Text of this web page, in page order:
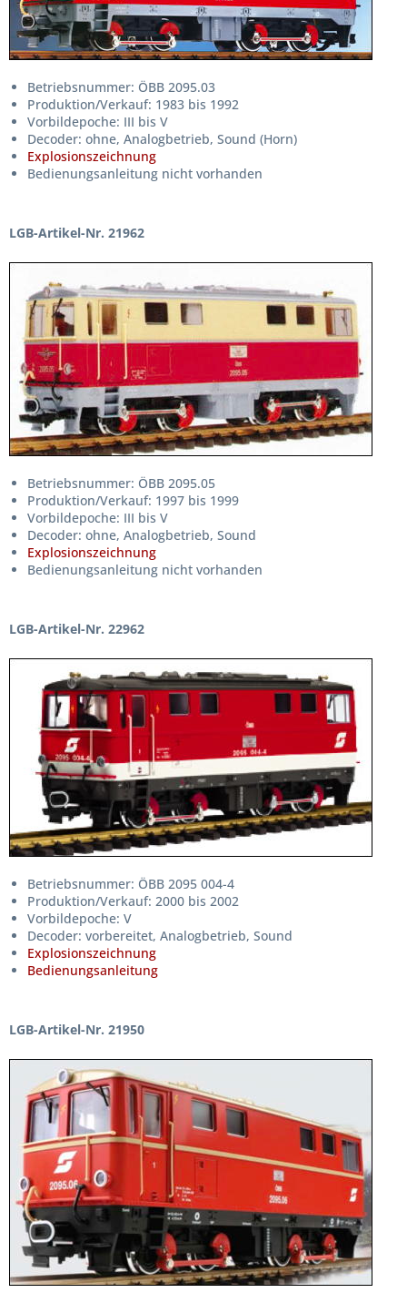
Betriebsnummer: ÖBB 2095.03
Produktion/Verkauf: 1983 bis 1992
Vorbildepoche: III bis V
Decoder: ohne, Analogbetrieb, Sound (Horn)
Explosionszeichnung
Bedienungsanleitung nicht vorhanden
LGB-Artikel-Nr. 21962
Betriebsnummer: ÖBB 2095.05
Produktion/Verkauf: 1997 bis 1999
Vorbildepoche: III bis V
Decoder: ohne, Analogbetrieb, Sound
Explosionszeichnung
Bedienungsanleitung nicht vorhanden
LGB-Artikel-Nr. 22962
Betriebsnummer: ÖBB 2095 004-4
Produktion/Verkauf: 2000 bis 2002
Vorbildepoche: V
Decoder: vorbereitet, Analogbetrieb, Sound
Explosionszeichnung
Bedienungsanleitung
LGB-Artikel-Nr. 21950